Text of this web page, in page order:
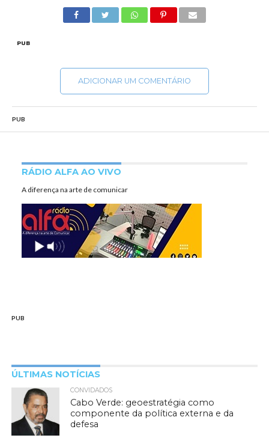
PUB
ADICIONAR UM COMENTÁRIO
PUB
RÁDIO ALFA AO VIVO
A diferença na arte de comunicar
PUB
ÚLTIMAS NOTÍCIAS
CONVIDADOS
Cabo Verde: geoestratégia como
componente da política externa e da
defesa